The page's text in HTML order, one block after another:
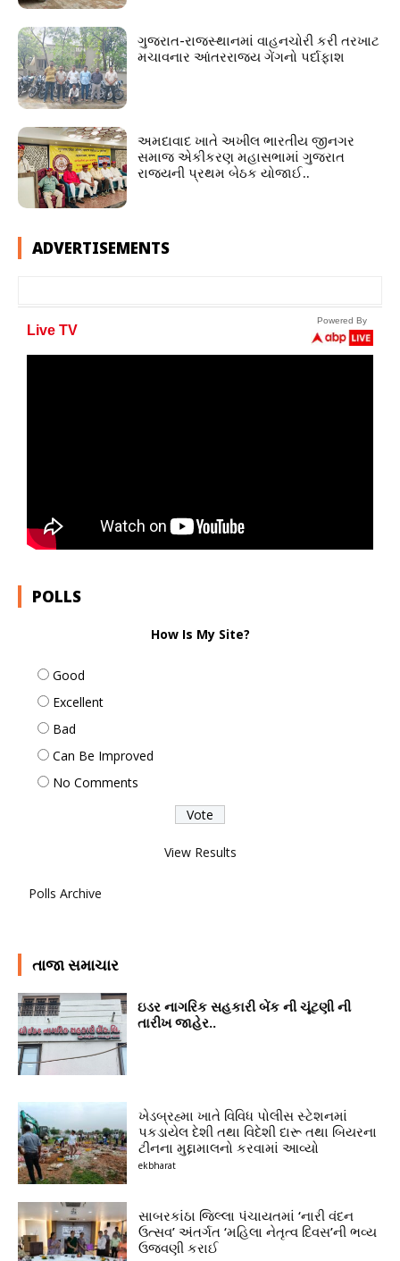
ગુજરાત-રાજસ્થાનમાં વાહનચોરી કરી તરખાટ
મચાવનાર આંતરરાજ્ય ગેંગનો પર્દાફાશ
અમદાવાદ ખાતે અખીલ ભારતીય જીનગર
સમાજ એકીકરણ મહાસભામાં ગુજરાત
રાજ્યની પ્રથમ બેઠક યોજાઈ..
ADVERTISEMENTS
POLLS
How Is My Site?
Good
Excellent
Bad
Can Be Improved
No Comments
View Results
Polls Archive
તાજા સમાચાર
ઇડર નાગરિક સહકારી બેંક ની ચૂંટણી ની
તારીખ જાહેર..
ખેડબ્રહ્મા ખાતે વિવિધ પોલીસ સ્ટેશનમાં
પકડાયેલ દેશી તથા વિદેશી દારૂ તથા બિયરના
ટીનના મુદ્દામાલનો કરવામાં આવ્યો
ekbharat
સાબરકાંઠા જિલ્લા પંચાયતમાં ‘નારી વંદન
ઉત્સવ’ અંતર્ગત ‘મહિલા નેતૃત્વ દિવસ’ની ભવ્ય
ઉજવણી કરાઈ